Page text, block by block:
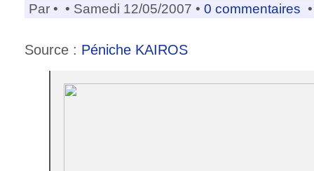
Par • • Samedi 12/05/2007 • 0 commentaires
Source : Péniche KAIROS